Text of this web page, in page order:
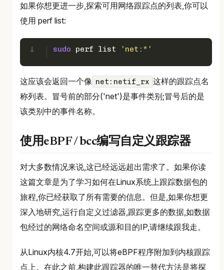
如果你想更进一步,探索可用网络跟踪点的列表,你可以
使用 perf list:
1 sudo perf list 'net:*'
这应该会返回一个像 net:netif_rx 这样的跟踪点名
称列表。冒号前的部分('net')是事件类别;冒号后的是
该类别中的事件名称。
使用eBPF / bcc编写自定义跟踪器
对大多数情况来说,这已经远远超出需求了。如果你读
这篇文章是为了学习如何在Linux系统上跟踪数据包的
旅程,你已经获取了所有需要的信息。但是,如果你想更
深入地研究,运行自定义过滤器,跟踪更多的数据,如数据
包经过的网络命名空间或源和目的IP,请继续跟我走。
从Linux内核4.7开始,可以将eBPF程序附加到内核跟踪
点上。在此之前,构建此跟踪器的唯一替代方法是将探